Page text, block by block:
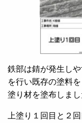
鉄部は錆が発生し
を行い既存の塗料
塗り材を塗布しまし
上塗り１回目と２